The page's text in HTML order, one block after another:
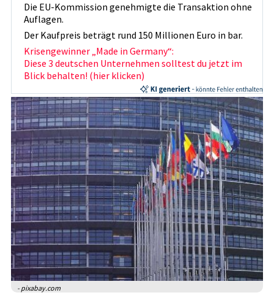
Die EU-Kommission genehmigte die Transaktion ohne
Auflagen.
Der Kaufpreis beträgt rund 150 Millionen Euro in bar.
Krisengewinner „Made in Germany“:
Diese 3 deutschen Unternehmen solltest du jetzt im
Blick behalten! (hier klicken)
- pixabay.com